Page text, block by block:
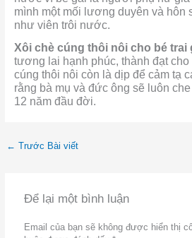
mình một mối lương duyên và hôn
như viên trôi nước.
Xôi chè cúng thôi nôi cho bé trai
tương lai hạnh phúc, thành đạt
cúng thôi nôi còn là dịp để cảm tạ
rằng bà mụ và đức ông sẽ luôn
12 năm đầu đời.
← Trước Bài viết
Để lại một bình luận
Email của bạn sẽ không được hiển thị